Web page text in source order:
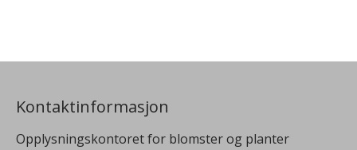
Kontaktinformasjon
Opplysningskontoret for blomster og planter